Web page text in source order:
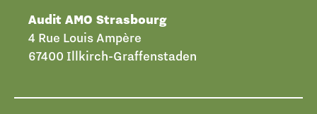
Audit AMO Strasbourg
4 Rue Louis Ampère
67400 Illkirch-Graffenstaden